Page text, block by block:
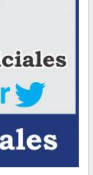
realizar visita en
deberán